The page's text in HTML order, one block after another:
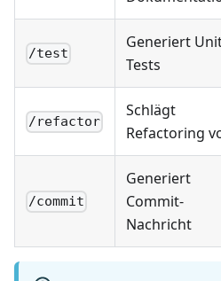
/test
Generiert
Tests
/refactor
Schlägt
Refactoring
/commit
Generiert
Commit-
Nachricht